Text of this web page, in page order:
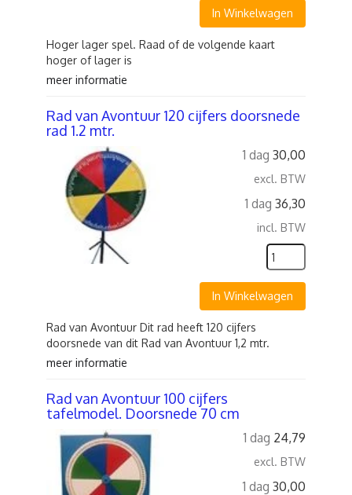
In Winkelwagen
Hoger lager spel. Raad of de volgende kaart
hoger of lager is
meer informatie
Rad van Avontuur 120 cijfers doorsnede
rad 1.2 mtr.
1 dag 30,00
excl. BTW
1 dag 36,30
incl. BTW
In Winkelwagen
Rad van Avontuur Dit rad heeft 120 cijfers
doorsnede van dit Rad van Avontuur 1,2 mtr.
meer informatie
Rad van Avontuur 100 cijfers
tafelmodel. Doorsnede 70 cm
1 dag 24,79
excl. BTW
1 dag 30,00